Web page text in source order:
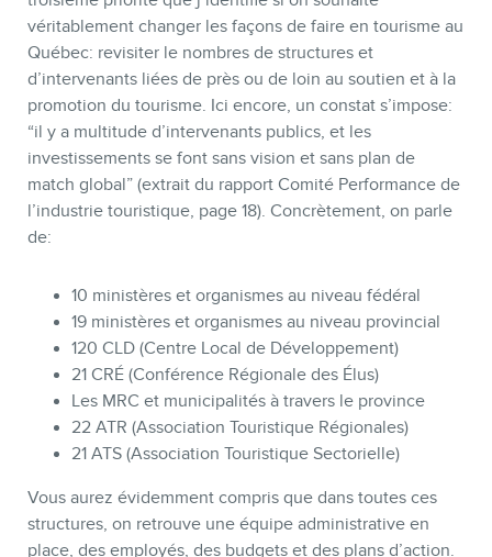
véritablement changer les façons de faire en tourisme au
Québec: revisiter le nombres de structures et
d’intervenants liées de près ou de loin au soutien et à la
promotion du tourisme. Ici encore, un constat s’impose:
“il y a multitude d’intervenants publics, et les
investissements se font sans vision et sans plan de
match global” (extrait du rapport Comité Performance de
l’industrie touristique, page 18). Concrètement, on parle
de:
10 ministères et organismes au niveau fédéral
19 ministères et organismes au niveau provincial
120 CLD (Centre Local de Développement)
21 CRÉ (Conférence Régionale des Élus)
Les MRC et municipalités à travers le province
22 ATR (Association Touristique Régionales)
21 ATS (Association Touristique Sectorielle)
Vous aurez évidemment compris que dans toutes ces
structures, on retrouve une équipe administrative en
place, des employés, des budgets et des plans d’action.